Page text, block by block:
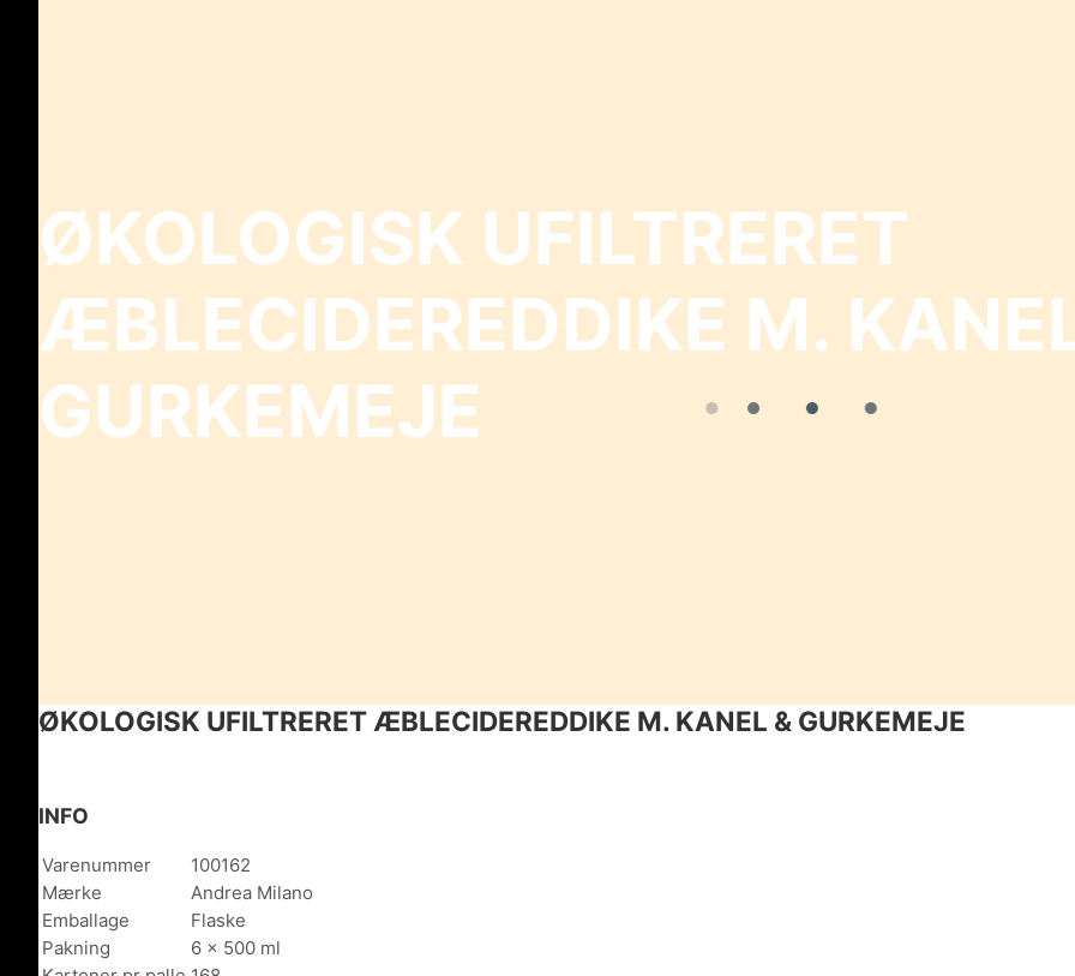
ØKOLOGISK UFILTRERET
ÆBLECIDEREDDIKE M.
GURKEMEJE
ØKOLOGISK UFILTRERET ÆBLECIDEREDDIKE M. KANEL & GURKEMEJE
INFO
Varenummer
100162
Mærke
Andrea Milano
Emballage
Flaske
Pakning
6 x 500 ml